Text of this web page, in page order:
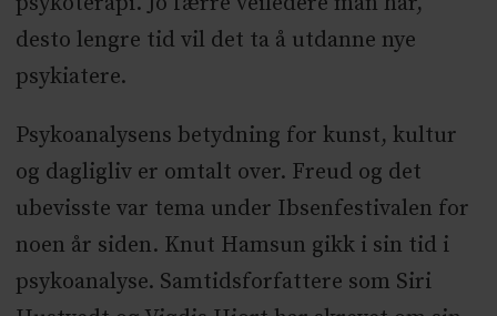
desto lengre tid vil det ta å utdanne nye
psykiatere.
Psykoanalysens betydning for kunst, kultur
og dagligliv er omtalt over. Freud og det
ubevisste var tema under Ibsenfestivalen for
noen år siden. Knut Hamsun gikk i sin tid i
psykoanalyse. Samtidsforfattere som Siri